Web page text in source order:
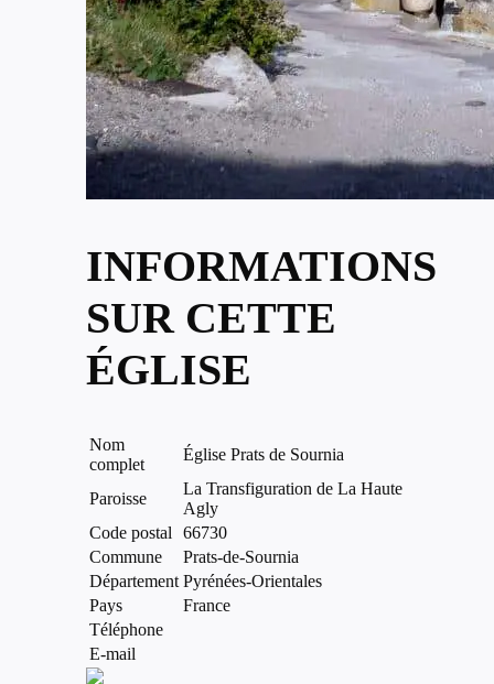
INFORMATIONS
SUR CETTE
ÉGLISE
Nom
complet
Église Prats de Sournia
Paroisse
La Transfiguration de La Haute
Agly
Code postal
66730
Commune
Prats-de-Sournia
Département Pyrénées-Orientales
Pays
France
Téléphone
E-mail